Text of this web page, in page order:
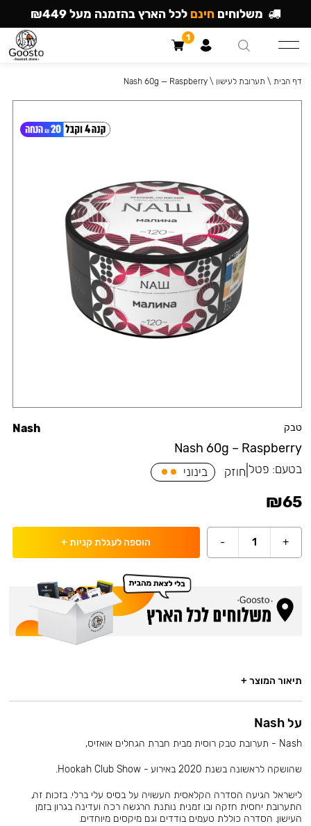
טבק
Nash 60g – Raspberry
Nash
בטעם: פטל חוזק בינוני
₪65
+
1
- הוספה לעגלת קניות +
דף הבית \ תערובת לעישון \
Nash 60g — Raspberry
תיאור המוצר +
על Nash
Nash - תערובת טבק רוסית מבית חברת הגחלים אואזיס,
שהושקה לראשונה בשנת 2020 באירוע - Hookah Club Show.
לישראל הגיעה הסדרה הקלאסית העשויה על בסיס עלי ברלי. בזכות זה,
התערובת יחסית חזקה ובו זמנית נותנת הרגשה רכה ועדינה בגרון בזמן
העישון. הסדרה כוללת טעמים בודדים וגם מיקסים מיוחדים.
משלוחים חינם לכל הארץ בהזמנה מעל ₪449
1